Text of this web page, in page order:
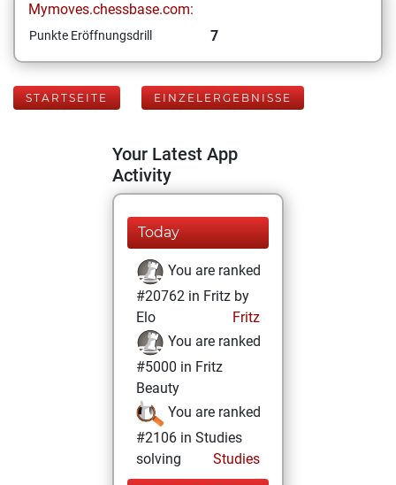
Mymoves.chessbase.com:
Punkte Eröffnungsdrill 7
STARTSEITE EINZELERGEBNISSE
Your Latest App
Activity
Today
You are ranked
#20762 in Fritz by
Elo
Fritz
You are ranked
#5000 in Fritz
Beauty
You are ranked
#2106 in Studies
solving
Studies